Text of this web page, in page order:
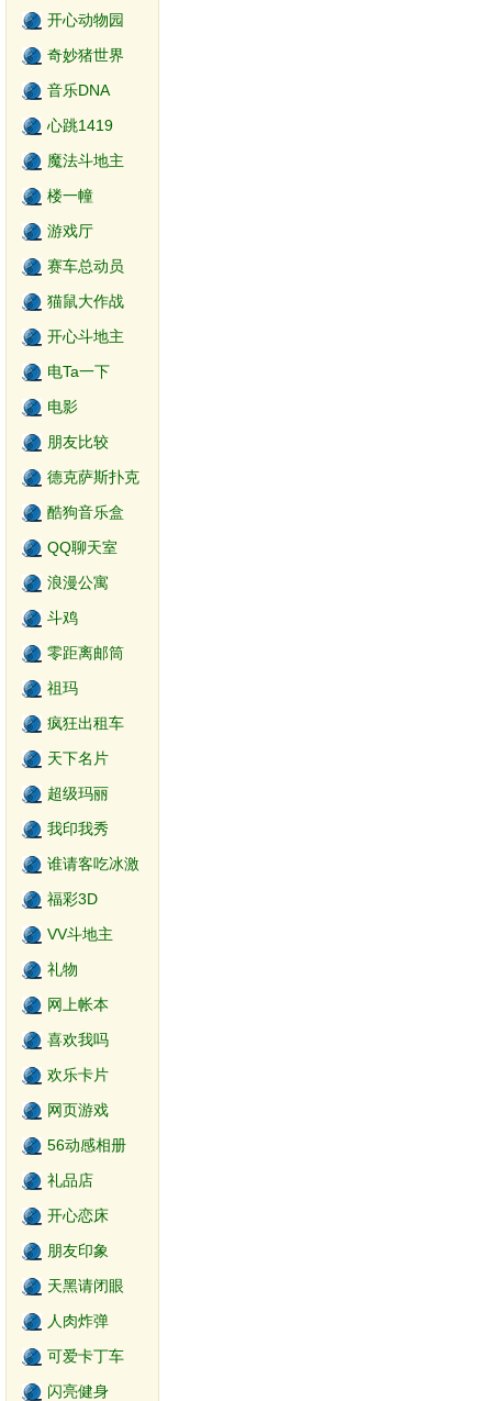
开心动物园
奇妙猪世界
音乐DNA
心跳1419
魔法斗地主
楼一幢
游戏厅
赛车总动员
猫鼠大作战
开心斗地主
电Ta一下
电影
朋友比较
德克萨斯扑克
酷狗音乐盒
QQ聊天室
浪漫公寓
斗鸡
零距离邮筒
祖玛
疯狂出租车
天下名片
超级玛丽
我印我秀
谁请客吃冰激
福彩3D
VV斗地主
礼物
网上帐本
喜欢我吗
欢乐卡片
网页游戏
56动感相册
礼品店
开心恋床
朋友印象
天黑请闭眼
人肉炸弹
可爱卡丁车
闪亮健身